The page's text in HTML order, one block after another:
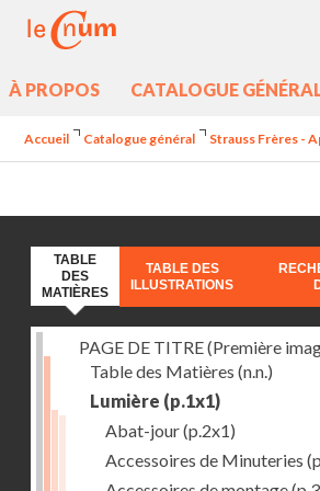
À PROPOS CATALOGUE
Accueil Catalogue général Strauss Frères -
TABLE
DES
MATIÈRES
TABLE DES
ILLUSTRATIONS
PAGE DE TITRE (Première
Table des Matières (n.n.)
Lumière (p.1x1)
Abat-jour(p.2x1)
Accessoires de Minuteries